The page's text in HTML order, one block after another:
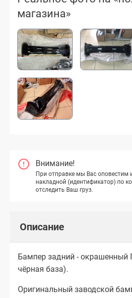
магазина»
Внимание!
При отправке мы Вас
накладной (идентификатор) по
отследить Ваш груз.
Описание
Бампер задний - окрашенный
чёрная база).
Оригинальный заводской